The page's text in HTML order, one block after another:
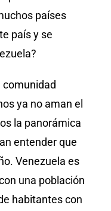
países
país y se
comunidad
ya no aman el
la panorámica
entender que
Venezuela es
una población
habitantes con